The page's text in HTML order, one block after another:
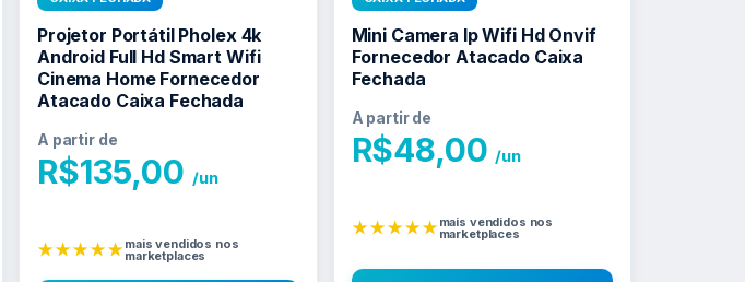
Projetor Portátil Pholex 4k
Android Full Hd Smart Wifi
Cinema Home Fornecedor
Atacado Caixa Fechada
A partir de
R$135,00 /un
★★★★★mais vendidos nos
marketplaces
Mini Camera Ip Wifi Hd Onvif
Fornecedor Atacado Caixa
Fechada
A partir de
R$48,00 /un
★★★★★mais vendidos nos
marketplaces